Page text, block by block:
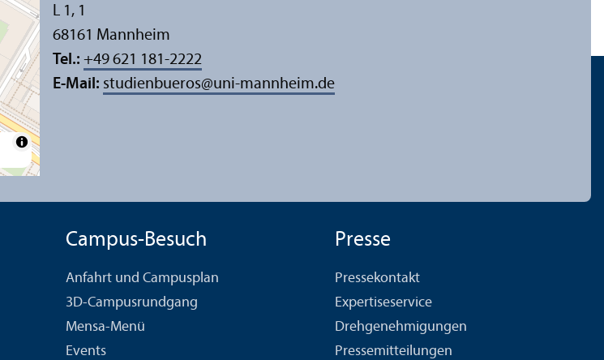
L 1, 1
68161 Mannheim
Tel.: +49 621 181-2222
E-Mail: studienbueros@uni-mannheim.de
Campus-Besuch
Anfahrt und Campusplan
3D-Campusrundgang
Mensa-Menü
Events
Presse
Pressekontakt
Expertiseservice
Drehgenehmigungen
Pressemitteilungen